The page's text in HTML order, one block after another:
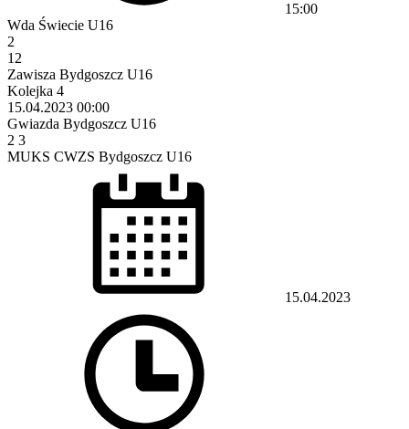
15:00
Wda Świecie U16
2
12
Zawisza Bydgoszcz U16
Kolejka 4
15.04.2023 00:00
Gwiazda Bydgoszcz U16
2 3
MUKS CWZS Bydgoszcz U16
15.04.2023